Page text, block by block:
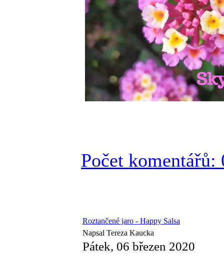
Počet komentářů:
Roztančené jaro - Happy Salsa
Napsal Tereza Kaucka
Pátek, 06 březen 2020